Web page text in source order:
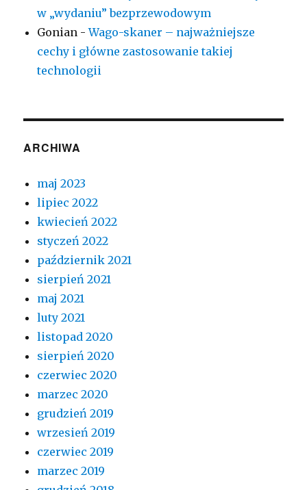
w „wydaniu” bezprzewodowym
Gonian -Wago-skaner – najważniejsze
cechy i główne zastosowanie takiej
technologii
ARCHIWA
maj 2023
lipiec 2022
kwiecień 2022
styczeń 2022
październik 2021
sierpień 2021
maj 2021
luty 2021
listopad 2020
sierpień 2020
czerwiec 2020
marzec 2020
grudzień 2019
wrzesień 2019
czerwiec 2019
marzec 2019